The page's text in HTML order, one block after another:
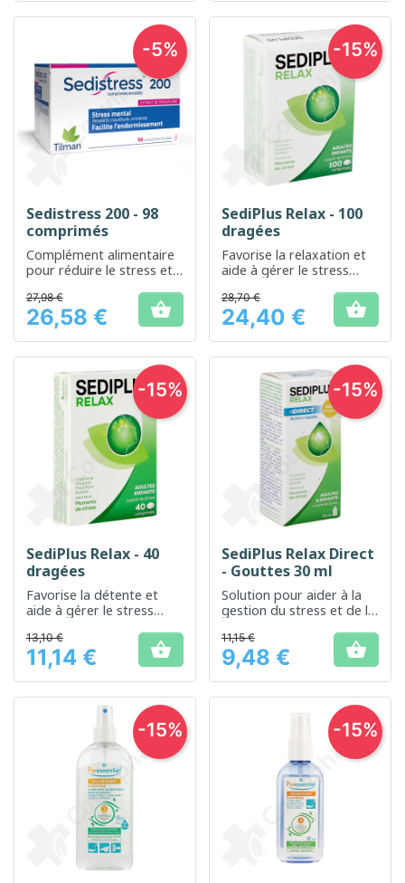
Sedistress 200 - 98
comprimés
Complément alimentaire
pour réduire le stress et
Prix
27,98 €
26,58 € 
-5%
SediPlus Relax - 100
dragées
Favorise la relaxation et
aide à gérer le stress
Prix
28,70 €
24,40 € 
-15%
SediPlus Relax - 40
dragées
Favorise la détente et
aide à gérer le stress
Prix
13,10 €
11,14 € 
-15%
SediPlus Relax Direct
- Gouttes 30 ml
Solution pour aider à la
gestion du stress et de la
Prix
11,15 €
9,48 € 
-15%
-15% -15%